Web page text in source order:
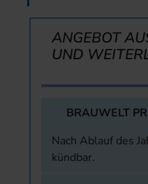
ANGEBOT
UND
BRAUWELT
Nach Ablauf des
kündbar.